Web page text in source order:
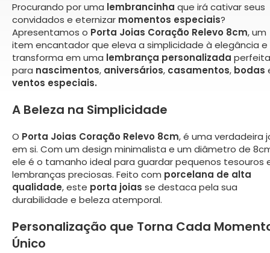
Procurando por uma lembrancinha que irá cativar seus
convidados e eternizar momentos especiais?
Apresentamos o Porta Joias Coração Relevo 8cm, um
item encantador que eleva a simplicidade à elegância e
transforma em uma lembrança personalizada perfeita
para nascimentos, aniversários, casamentos, bodas
ventos especiais.
A Beleza na Simplicidade
O Porta Joias Coração Relevo 8cm, é uma verdadeira
em si. Com um design minimalista e um diâmetro de
ele é o tamanho ideal para guardar pequenos tesouros
lembranças preciosas. Feito com porcelana de alta
qualidade, este porta joias se destaca pela sua
durabilidade e beleza atemporal.
Personalização que Torna Cada
Único